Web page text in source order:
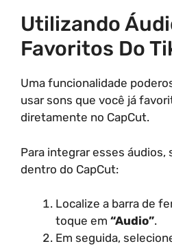
Utilizando
Favoritos Do
Uma funcionalidade
usar sons que você já
diretamente no CapCut.
Para integrar esses áudios,
dentro do CapCut:
Localize a barra de
toque em “Audio”.
Em seguida,